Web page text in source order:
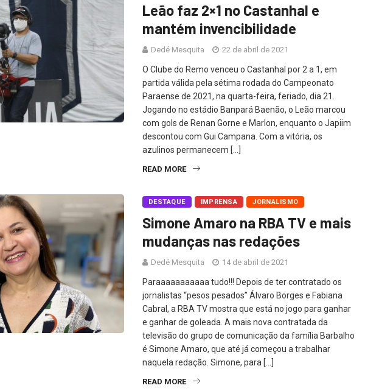
Leão faz 2×1 no Castanhal e
mantém invencibilidade
Dedé Mesquita 22 de abril de 2021
O Clube do Remo venceu o Castanhal por 2 a 1, em
partida válida pela sétima rodada do Campeonato
Paraense de 2021, na quarta-feira, feriado, dia 21.
Jogando no estádio Banpará Baenão, o Leão marcou
com gols de Renan Gorne e Marlon, enquanto o Japiim
descontou com Gui Campana. Com a vitória, os
azulinos permanecem […]
READ MORE
DESTAQUE IMPRENSA JORNALISMO
Simone Amaro na RBA TV e mais
mudanças nas redações
Dedé Mesquita 14 de abril de 2021
Paraaaaaaaaaaa tudo!!! Depois de ter contratado os
jornalistas “pesos pesados” Álvaro Borges e Fabiana
Cabral, a RBA TV mostra que está no jogo para ganhar
e ganhar de goleada. A mais nova contratada da
televisão do grupo de comunicação da família Barbalho
é Simone Amaro, que até já começou a trabalhar
naquela redação. Simone, para […]
READ MORE